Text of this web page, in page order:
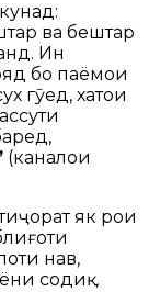
ва бештар
Ин
бо паёмҳои
гӯед, хатҳои
(каналҳои
як роҳи
нав,
содиқ.